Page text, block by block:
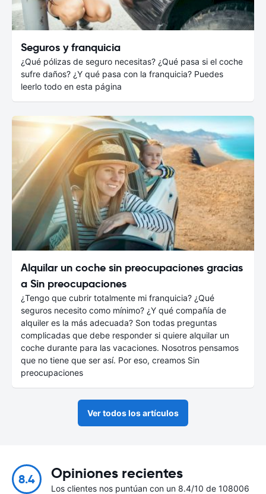
Seguros y franquicia
¿Qué pólizas de seguro necesitas? ¿Qué pasa si el coche
sufre daños? ¿Y qué pasa con la franquicia? Puedes
leerlo todo en esta página
Alquilar un coche sin preocupaciones gracias
a Sin preocupaciones
¿Tengo que cubrir totalmente mi franquicia? ¿Qué
seguros necesito como mínimo? ¿Y qué compañía de
alquiler es la más adecuada? Son todas preguntas
complicadas que debe responder si quiere alquilar un
coche durante para las vacaciones. Nosotros pensamos
que no tiene que ser así. Por eso, creamos Sin
preocupaciones
Ver todos los artículos
8.4 Opiniones recientes
Los clientes nos puntúan con un 8.4/10 de 108006